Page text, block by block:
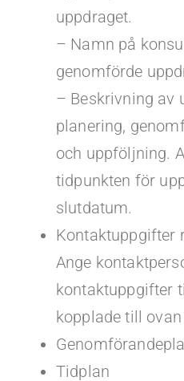
uppdraget.
– Namn på
genomförde
– Beskrivning av
planering,
och uppföljning.
tidpunkten för
slutdatum.
Kontaktuppgifter
Ange
kontaktuppgifter
kopplade till
Tidplan